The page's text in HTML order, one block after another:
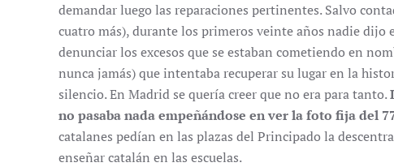
demandar luego las reparaciones pertinentes. Salvo
cuatro más), durante los primeros veinte años nadie dijo
denunciar los excesos que se estaban cometiendo en
nunca jamás) que intentaba recuperar su lugar en la
silencio. En Madrid se quería creer que no era para tanto.
no pasaba nada empeñándose en ver la foto fija del
catalanes pedían en las plazas del Principado la
enseñar catalán en las escuelas.